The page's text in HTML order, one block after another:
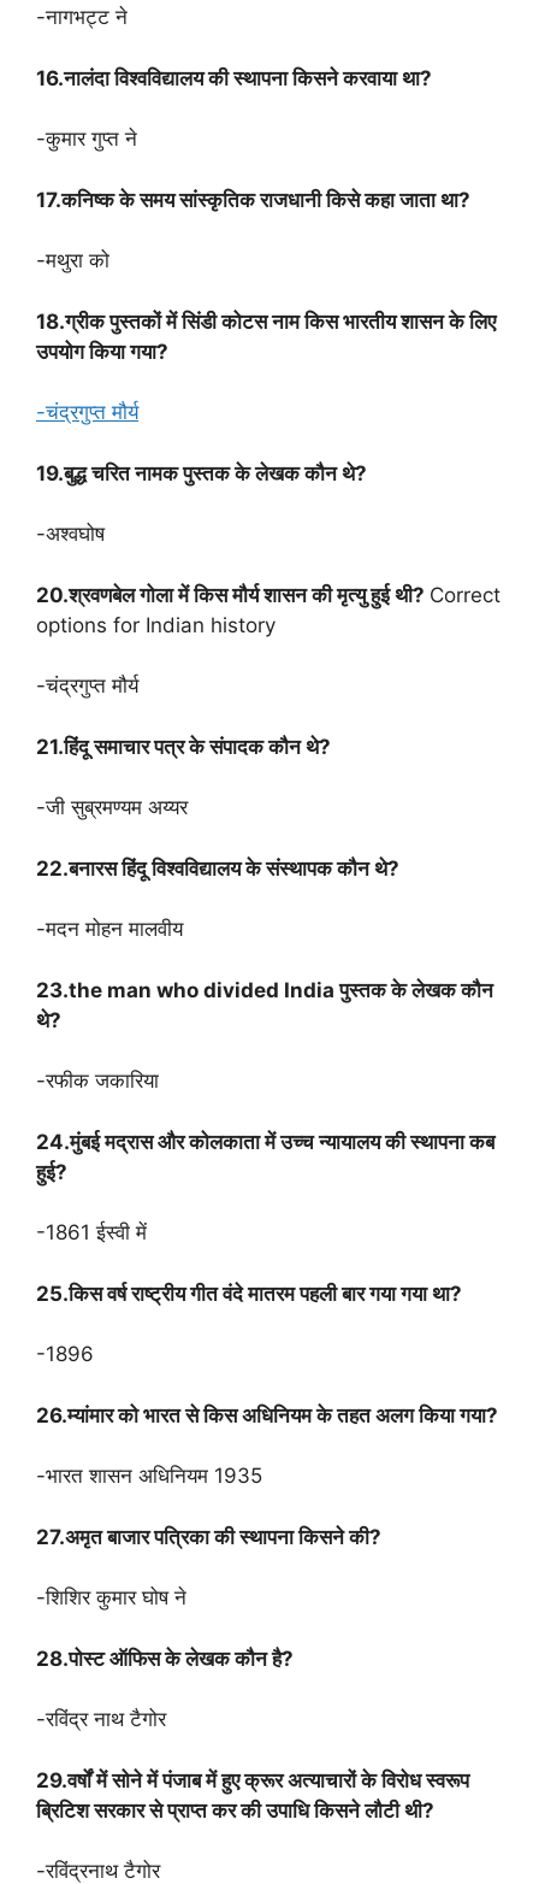
-नागभट्ट ने
16.नालंदा विश्वविद्यालय की स्थापना किसने करवाया था?
-कुमार गुप्त ने
17.कनिष्क के समय सांस्कृतिक राजधानी किसे कहा जाता था?
-मथुरा को
18.ग्रीक पुस्तकों में सिंडी कोटस नाम किस भारतीय शासन के लिए
उपयोग किया गया?
-चंद्रगुप्त मौर्य
19.बुद्ध चरित नामक पुस्तक के लेखक कौन थे?
-अश्वघोष
20.श्रवणबेल गोला में किस मौर्य शासन की मृत्यु हुई थी? Correct
options for Indian history
-चंद्रगुप्त मौर्य
21.हिंदू समाचार पत्र के संपादक कौन थे?
-जी सुब्रमण्यम अय्यर
22.बनारस हिंदू विश्वविद्यालय के संस्थापक कौन थे?
-मदन मोहन मालवीय
23.the man who divided India पुस्तक के लेखक कौन
थे?
-रफीक जकारिया
24.मुंबई मद्रास और कोलकाता में उच्च न्यायालय की स्थापना कब
हुई?
-1861 ईस्वी में
25.किस वर्ष राष्ट्रीय गीत वंदे मातरम पहली बार गया गया था?
-1896
26.म्यांमार को भारत से किस अधिनियम के तहत अलग किया गया?
-भारत शासन अधिनियम 1935
27.अमृत बाजार पत्रिका की स्थापना किसने की?
-शिशिर कुमार घोष ने
28.पोस्ट ऑफिस के लेखक कौन है?
-रविंद्र नाथ टैगोर
29.वर्षों में सोने में पंजाब में हुए क्रूर अत्याचारों के विरोध स्वरूप
ब्रिटिश सरकार से प्राप्त कर की उपाधि किसने लौटी थी?
-रविंद्रनाथ टैगोर